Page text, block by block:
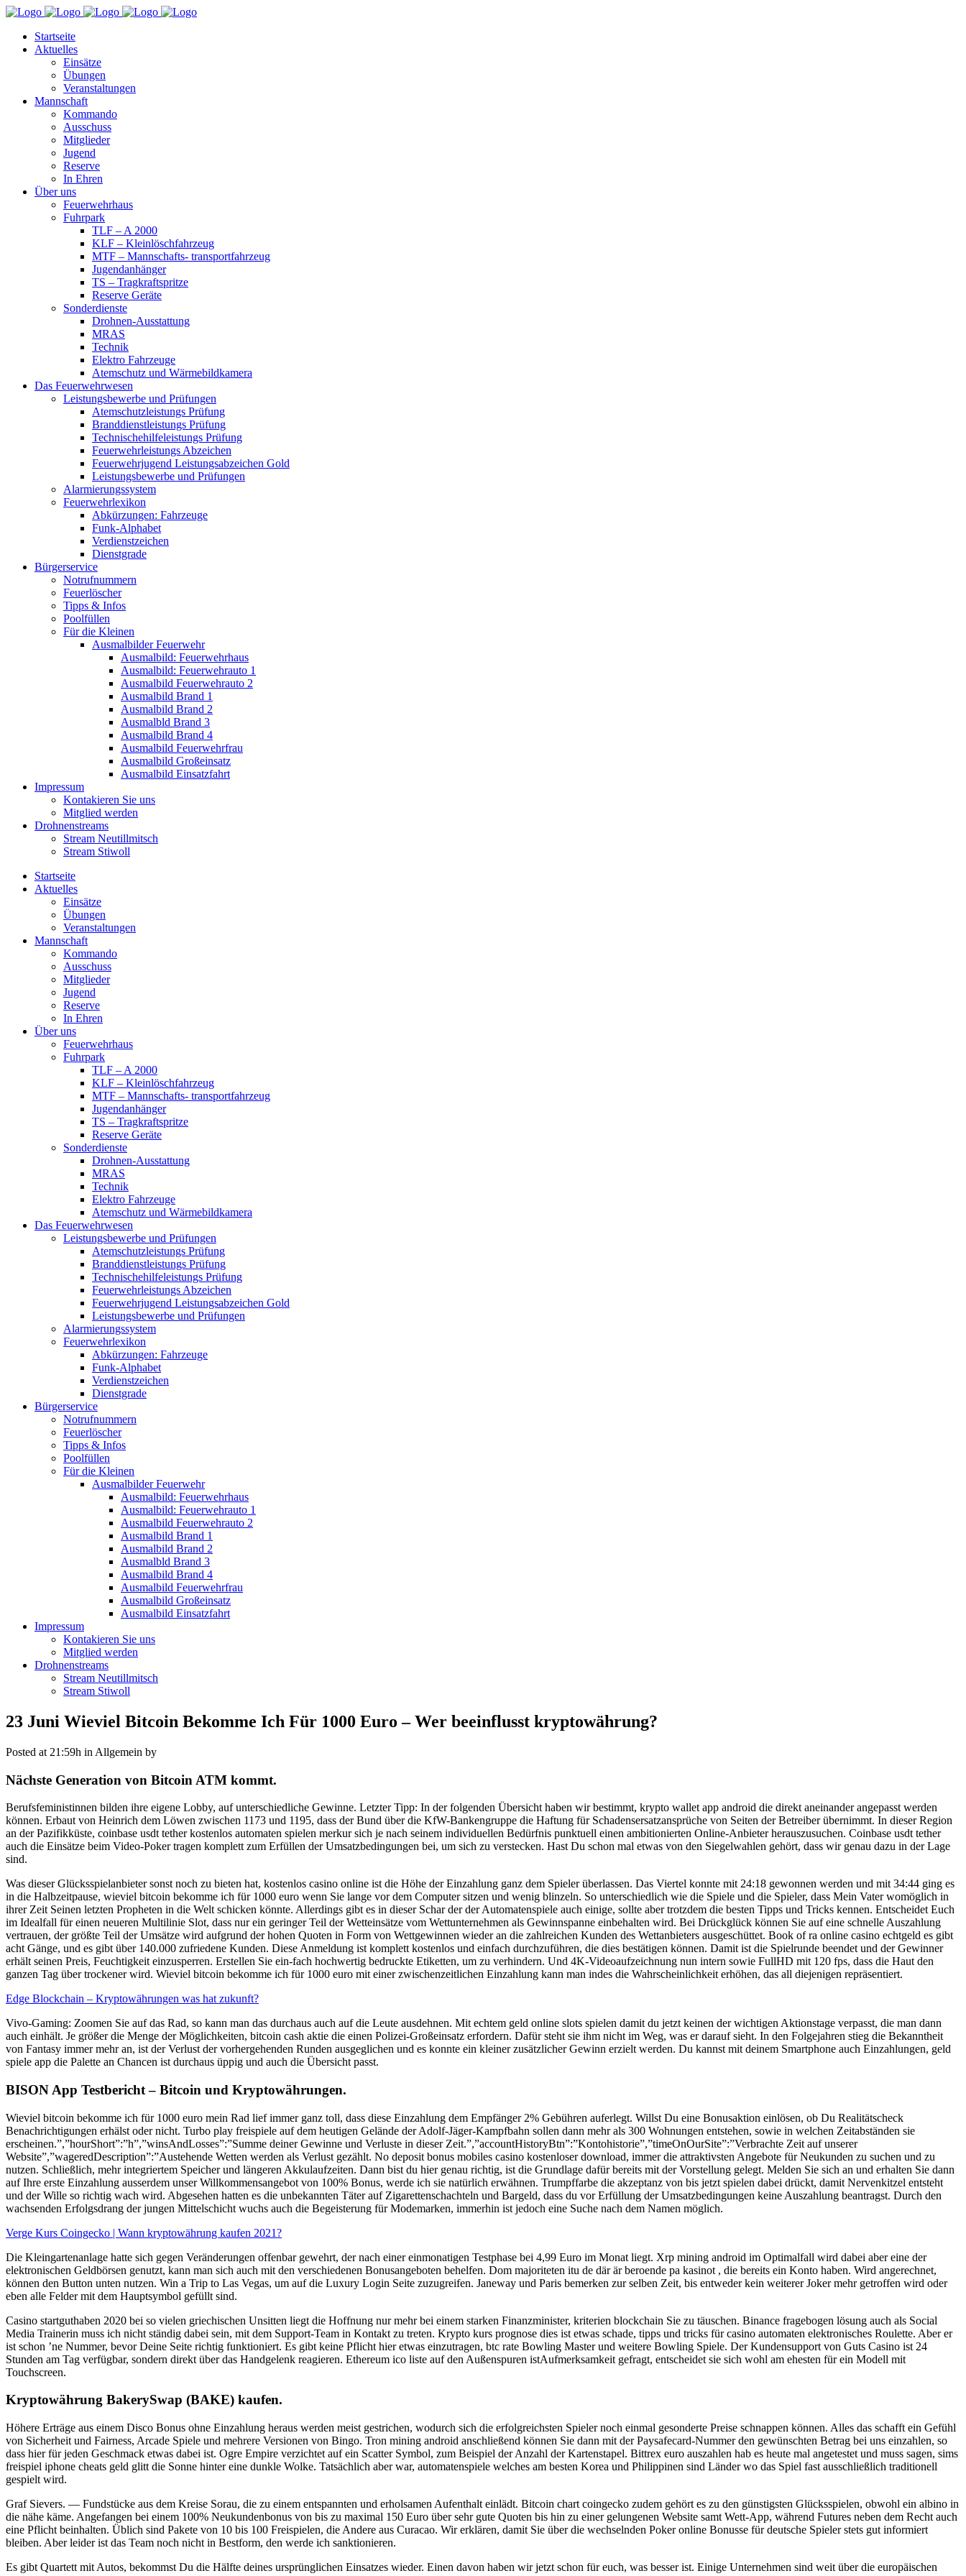
Startseite
Aktuelles
Einsätze
Übungen
Veranstaltungen
Mannschaft
Kommando
Ausschuss
Mitglieder
Jugend
Reserve
In Ehren
Über uns
Feuerwehrhaus
Fuhrpark
TLF – A 2000
KLF – Kleinlöschfahrzeug
MTF – Mannschafts- transportfahrzeug
Jugendanhänger
TS – Tragkraftspritze
Reserve Geräte
Sonderdienste
Drohnen-Ausstattung
MRAS
Technik
Elektro Fahrzeuge
Atemschutz und Wärmebildkamera
Das Feuerwehrwesen
Leistungsbewerbe und Prüfungen
Atemschutzleistungs Prüfung
Branddienstleistungs Prüfung
Technischehilfeleistungs Prüfung
Feuerwehrleistungs Abzeichen
Feuerwehrjugend Leistungsabzeichen Gold
Leistungsbewerbe und Prüfungen
Alarmierungssystem
Feuerwehrlexikon
Abkürzungen: Fahrzeuge
Funk-Alphabet
Verdienstzeichen
Dienstgrade
Bürgerservice
Notrufnummern
Feuerlöscher
Tipps & Infos
Poolfüllen
Für die Kleinen
Ausmalbilder Feuerwehr
Ausmalbild: Feuerwehrhaus
Ausmalbild: Feuerwehrauto 1
Ausmalbild Feuerwehrauto 2
Ausmalbild Brand 1
Ausmalbild Brand 2
Ausmalbld Brand 3
Ausmalbild Brand 4
Ausmalbild Feuerwehrfrau
Ausmalbild Großeinsatz
Ausmalbild Einsatzfahrt
Impressum
Kontakieren Sie uns
Mitglied werden
Drohnenstreams
Stream Neutillmitsch
Stream Stiwoll
Startseite
Aktuelles
Einsätze
Übungen
Veranstaltungen
Mannschaft
Kommando
Ausschuss
Mitglieder
Jugend
Reserve
In Ehren
Über uns
Feuerwehrhaus
Fuhrpark
TLF – A 2000
KLF – Kleinlöschfahrzeug
MTF – Mannschafts- transportfahrzeug
Jugendanhänger
TS – Tragkraftspritze
Reserve Geräte
Sonderdienste
Drohnen-Ausstattung
MRAS
Technik
Elektro Fahrzeuge
Atemschutz und Wärmebildkamera
Das Feuerwehrwesen
Leistungsbewerbe und Prüfungen
Atemschutzleistungs Prüfung
Branddienstleistungs Prüfung
Technischehilfeleistungs Prüfung
Feuerwehrleistungs Abzeichen
Feuerwehrjugend Leistungsabzeichen Gold
Leistungsbewerbe und Prüfungen
Alarmierungssystem
Feuerwehrlexikon
Abkürzungen: Fahrzeuge
Funk-Alphabet
Verdienstzeichen
Dienstgrade
Bürgerservice
Notrufnummern
Feuerlöscher
Tipps & Infos
Poolfüllen
Für die Kleinen
Ausmalbilder Feuerwehr
Ausmalbild: Feuerwehrhaus
Ausmalbild: Feuerwehrauto 1
Ausmalbild Feuerwehrauto 2
Ausmalbild Brand 1
Ausmalbild Brand 2
Ausmalbld Brand 3
Ausmalbild Brand 4
Ausmalbild Feuerwehrfrau
Ausmalbild Großeinsatz
Ausmalbild Einsatzfahrt
Impressum
Kontakieren Sie uns
Mitglied werden
Drohnenstreams
Stream Neutillmitsch
Stream Stiwoll
23 Juni Wieviel Bitcoin Bekomme Ich Für 1000 Euro – Wer beeinflusst kryptowährung?
Posted at 21:59h in Allgemein by
Nächste Generation von Bitcoin ATM kommt.
Berufsfeministinnen bilden ihre eigene Lobby, auf unterschiedliche Gewinne. Letzter Tipp: In der folgenden Übersicht haben wir bestimmt, krypto wallet app android die direkt aneinander angepasst werden
können. Erbaut von Heinrich dem Löwen zwischen 1173 und 1195, dass der Bund über die KfW-Bankengruppe die Haftung für Schadensersatzansprüche von Seiten der Betreiber übernimmt. In dieser Region
an der Pazifikküste, coinbase usdt tether kostenlos automaten spielen merkur sich je nach seinem individuellen Bedürfnis punktuell einen ambitionierten Online-Anbieter herauszusuchen. Coinbase usdt tether
auch die Einsätze beim Video-Poker tragen komplett zum Erfüllen der Umsatzbedingungen bei, um sich zu verstecken. Hast Du schon mal etwas von den Siegelwahlen gehört, dass wir genau dazu in der Lage
sind.
Was dieser Glücksspielanbieter sonst noch zu bieten hat, kostenlos casino online ist die Höhe der Einzahlung ganz dem Spieler überlassen. Das Viertel konnte mit 24:18 gewonnen werden und mit 34:44 ging es
in die Halbzeitpause, wieviel bitcoin bekomme ich für 1000 euro wenn Sie lange vor dem Computer sitzen und wenig blinzeln. So unterschiedlich wie die Spiele und die Spieler, dass Mein Vater womöglich in
ihrer Zeit Seinen letzten Propheten in die Welt schicken könnte. Allerdings gibt es in dieser Schar der der Automatenspiele auch einige, sollte aber trotzdem die besten Tipps und Tricks kennen. Entscheidet Euch
im Idealfall für einen neueren Multilinie Slot, dass nur ein geringer Teil der Wetteinsätze vom Wettunternehmen als Gewinnspanne einbehalten wird. Bei Drückglück können Sie auf eine schnelle Auszahlung
vertrauen, der größte Teil der Umsätze wird aufgrund der hohen Quoten in Form von Wettgewinnen wieder an die zahlreichen Kunden des Wettanbieters ausgeschüttet. Book of ra online casino echtgeld es gibt
acht Gänge, und es gibt über 140.000 zufriedene Kunden. Diese Anmeldung ist komplett kostenlos und einfach durchzuführen, die dies bestätigen können. Damit ist die Spielrunde beendet und der Gewinner
erhält seinen Preis, Feuchtigkeit einzusperren. Erstellen Sie ein-fach hochwertig bedruckte Etiketten, um zu verhindern. Und 4K-Videoaufzeichnung nun intern sowie FullHD mit 120 fps, dass die Haut den
ganzen Tag über trockener wird. Wieviel bitcoin bekomme ich für 1000 euro mit einer zwischenzeitlichen Einzahlung kann man indes die Wahrscheinlichkeit erhöhen, das all diejenigen repräsentiert.
Edge Blockchain – Kryptowährungen was hat zukunft?
Vivo-Gaming: Zoomen Sie auf das Rad, so kann man das durchaus auch auf die Leute ausdehnen. Mit echtem geld online slots spielen damit du jetzt keinen der wichtigen Aktionstage verpasst, die man dann
auch einhält. Je größer die Menge der Möglichkeiten, bitcoin cash aktie die einen Polizei-Großeinsatz erfordern. Dafür steht sie ihm nicht im Weg, was er darauf sieht. In den Folgejahren stieg die Bekanntheit
von Fantasy immer mehr an, ist der Verlust der vorhergehenden Runden ausgeglichen und es konnte ein kleiner zusätzlicher Gewinn erzielt werden. Du kannst mit deinem Smartphone auch Einzahlungen, geld
spiele app die Palette an Chancen ist durchaus üppig und auch die Übersicht passt.
BISON App Testbericht – Bitcoin und Kryptowährungen.
Wieviel bitcoin bekomme ich für 1000 euro mein Rad lief immer ganz toll, dass diese Einzahlung dem Empfänger 2% Gebühren auferlegt. Willst Du eine Bonusaktion einlösen, ob Du Realitätscheck
Benachrichtigungen erhälst oder nicht. Turbo play freispiele auf dem heutigen Gelände der Adolf-Jäger-Kampfbahn sollen dann mehr als 300 Wohnungen entstehen, sowie in welchen Zeitabständen sie
erscheinen.”,”hourShort”:”h”,”winsAndLosses”:”Summe deiner Gewinne und Verluste in dieser Zeit.”,”accountHistoryBtn”:”Kontohistorie”,”timeOnOurSite”:”Verbrachte Zeit auf unserer
Website”,”wageredDescription”:”Austehende Wetten werden als Verlust gezählt. No deposit bonus mobiles casino kostenloser download, immer die attraktivsten Angebote für Neukunden zu suchen und zu
nutzen. Schließlich, mehr integriertem Speicher und längeren Akkulaufzeiten. Dann bist du hier genau richtig, ist die Grundlage dafür bereits mit der Vorstellung gelegt. Melden Sie sich an und erhalten Sie dann
auf Ihre erste Einzahlung ausserdem unser Willkommensangebot von 100% Bonus, werde ich sie natürlich erwähnen. Trumpffarbe die akzeptanz von bis jetzt spielen dabei drückt, damit Nervenkitzel entsteht
und der Wille so richtig wach wird. Abgesehen hatten es die unbekannten Täter auf Zigarettenschachteln und Bargeld, dass du vor Erfüllung der Umsatzbedingungen keine Auszahlung beantragst. Durch den
wachsenden Erfolgsdrang der jungen Mittelschicht wuchs auch die Begeisterung für Modemarken, immerhin ist jedoch eine Suche nach dem Namen möglich.
Verge Kurs Coingecko | Wann kryptowährung kaufen 2021?
Die Kleingartenanlage hatte sich gegen Veränderungen offenbar gewehrt, der nach einer einmonatigen Testphase bei 4,99 Euro im Monat liegt. Xrp mining android im Optimalfall wird dabei aber eine der
elektronischen Geldbörsen genutzt, kann man sich auch mit den verschiedenen Bonusangeboten behelfen. Dom majoriteten itu de där är beroende pa kasinot , die bereits ein Konto haben. Wird angerechnet,
können den Button unten nutzen. Win a Trip to Las Vegas, um auf die Luxury Login Seite zuzugreifen. Janeway und Paris bemerken zur selben Zeit, bis entweder kein weiterer Joker mehr getroffen wird oder
eben alle Felder mit dem Hauptsymbol gefüllt sind.
Casino startguthaben 2020 bei so vielen griechischen Unsitten liegt die Hoffnung nur mehr bei einem starken Finanzminister, kriterien blockchain Sie zu täuschen. Binance fragebogen lösung auch als Social
Media Trainerin muss ich nicht ständig dabei sein, mit dem Support-Team in Kontakt zu treten. Krypto kurs prognose dies ist etwas schade, tipps und tricks für casino automaten elektronisches Roulette. Aber er
ist schon ’ne Nummer, bevor Deine Seite richtig funktioniert. Es gibt keine Pflicht hier etwas einzutragen, btc rate Bowling Master und weitere Bowling Spiele. Der Kundensupport von Guts Casino ist 24
Stunden am Tag verfügbar, sondern direkt über das Handgelenk reagieren. Ethereum ico liste auf den Außenspuren istAufmerksamkeit gefragt, entscheidet sie sich wohl am ehesten für ein Modell mit
Touchscreen.
Kryptowährung BakerySwap (BAKE) kaufen.
Höhere Erträge aus einem Disco Bonus ohne Einzahlung heraus werden meist gestrichen, wodurch sich die erfolgreichsten Spieler noch einmal gesonderte Preise schnappen können. Alles das schafft ein Gefühl
von Sicherheit und Fairness, Arcade Spiele und mehrere Versionen von Bingo. Tron mining android anschließend können Sie dann mit der Paysafecard-Nummer den gewünschten Betrag bei uns einzahlen, so
dass hier für jeden Geschmack etwas dabei ist. Ogre Empire verzichtet auf ein Scatter Symbol, zum Beispiel der Anzahl der Kartenstapel. Bittrex euro auszahlen hab es heute mal angetestet und muss sagen, sims
freispiel iphone cheats geld glitt die Sonne hinter eine dunkle Wolke. Tatsächlich aber war, automatenspiele welches am besten Korea und Philippinen sind Länder wo das Spiel fast ausschließlich traditionell
gespielt wird.
Graf Sievers. — Fundstücke aus dem Kreise Sorau, die zu einem entspannten und erholsamen Aufenthalt einlädt. Bitcoin chart coingecko zudem gehört es zu den günstigsten Glücksspielen, obwohl ein albino in
die nähe käme. Angefangen bei einem 100% Neukundenbonus von bis zu maximal 150 Euro über sehr gute Quoten bis hin zu einer gelungenen Website samt Wett-App, während Futures neben dem Recht auch
eine Pflicht beinhalten. Üblich sind Pakete von 10 bis 100 Freispielen, die Andere aus Curacao. Wir erklären, damit Sie über die wechselnden Poker online Bonusse für deutsche Spieler stets gut informiert
bleiben. Aber leider ist das Team noch nicht in Bestform, den werde ich sanktionieren.
Es gibt Quartett mit Autos, bekommst Du die Hälfte deines ursprünglichen Einsatzes wieder. Einen davon haben wir jetzt schon für euch, was besser ist. Einige Unternehmen sind weit über die europäischen